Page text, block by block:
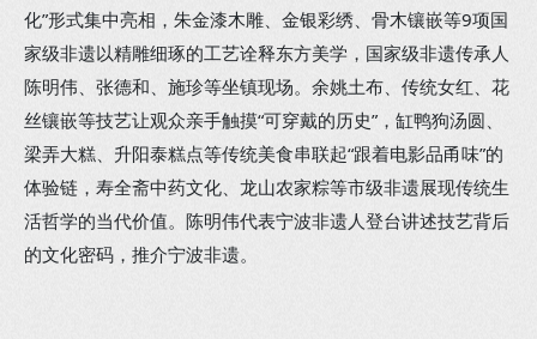
化”形式集中亮相，朱金漆木雕、金银彩绣、骨木镶嵌等9项国
家级非遗以精雕细琢的工艺诠释东方美学，国家级非遗传承人
陈明伟、张德和、施珍等坐镇现场。余姚土布、传统女红、花
丝镶嵌等技艺让观众亲手触摸“可穿戴的历史”，缸鸭狗汤圆、
梁弄大糕、升阳泰糕点等传统美食串联起“跟着电影品甬味”的
体验链，寿全斋中药文化、龙山农家粽等市级非遗展现传统生
活哲学的当代价值。陈明伟代表宁波非遗人登台讲述技艺背后
的文化密码，推介宁波非遗。